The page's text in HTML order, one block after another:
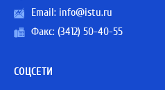
Email: info@istu.ru
Факс: (3412) 50-40-55
СОЦСЕТИ